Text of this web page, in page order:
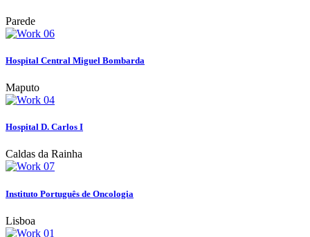
Parede
Hospital Central Miguel Bombarda
Maputo
Hospital D. Carlos I
Caldas da Rainha
Instituto Português de Oncologia
Lisboa